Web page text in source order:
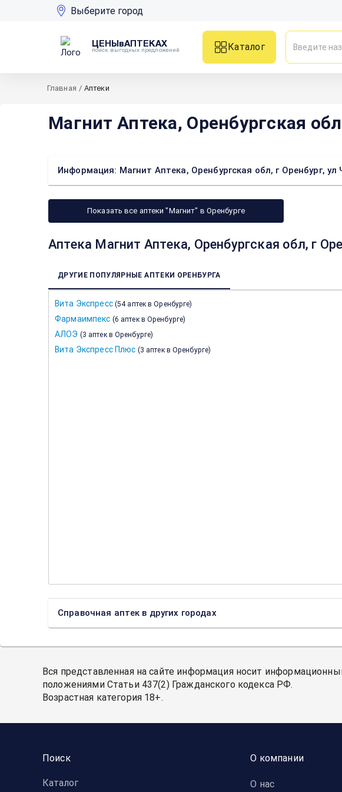
Выберите город
ЦЕНЫвАПТЕКАХ
поиск выгодных предложений
Каталог
Главная / Аптеки
Магнит Аптека, Оренбургская
Информация: Магнит Аптека, Оренбургская обл, г Оренбург, ул
Показать все аптеки "Магнит" в Оренбурге
Аптека Магнит Аптека, Оренбургская обл, г
ДРУГИЕ ПОПУЛЯРНЫЕ АПТЕКИ ОРЕНБУРГА
Вита Экспресс (54 аптек в Оренбурге)
Фармаимпекс (6 аптек в Оренбурге)
АЛОЭ (3 аптек в Оренбурге)
Вита Экспресс Плюс (3 аптек в Оренбурге)
Справочная аптек в других городах
Вся представленная на сайте информация носит
положениями Статьи 437(2) Гражданского кодекса РФ.
Возрастная категория 18+.
Поиск
Каталог
О компании
О нас